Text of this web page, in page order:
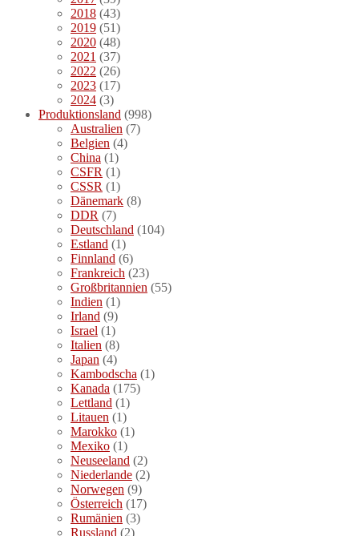
2018 (43)
2019 (51)
2020 (48)
2021 (37)
2022 (26)
2023 (17)
2024 (3)
Produktionsland (998)
Australien (7)
Belgien (4)
China (1)
CSFR (1)
CSSR (1)
Dänemark (8)
DDR (7)
Deutschland (104)
Estland (1)
Finnland (6)
Frankreich (23)
Großbritannien (55)
Indien (1)
Irland (9)
Israel (1)
Italien (8)
Japan (4)
Kambodscha (1)
Kanada (175)
Lettland (1)
Litauen (1)
Marokko (1)
Mexiko (1)
Neuseeland (2)
Niederlande (2)
Norwegen (9)
Österreich (17)
Rumänien (3)
Russland (2)